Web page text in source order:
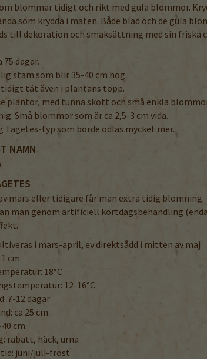
blommar tidigt och rikt med gula blommor.
som krydda i maten. Både blad och de gula
till dekoration och smaksättning med sin friska
dagar.
stam som blir 35-40 cm hög.
tät även i plantans topp.
plantor, med tunna skott och små enkla
Små blommor som är ca 2,5-3 cm vida.
Tagetes-typ som borde odlas mycket mer.
NAMN
mars eller tidigare får man extra tidig blomning.
man genom artificiell kortdagsbehandling
i mars-april, ev direktsådd i mitten av maj
cm
18°C
12-16°C
7-12 dagar
ca 25 cm
cm
rabatt, häck, urna
juni/juli-frost